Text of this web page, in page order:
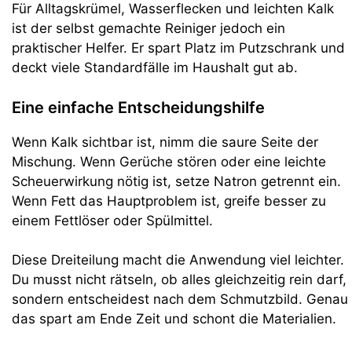
Für Alltagskrümel, Wasserflecken und leichten Kalk
ist der selbst gemachte Reiniger jedoch ein
praktischer Helfer. Er spart Platz im Putzschrank und
deckt viele Standardfälle im Haushalt gut ab.
Eine einfache Entscheidungshilfe
Wenn Kalk sichtbar ist, nimm die saure Seite der
Mischung. Wenn Gerüche stören oder eine leichte
Scheuerwirkung nötig ist, setze Natron getrennt ein.
Wenn Fett das Hauptproblem ist, greife besser zu
einem Fettlöser oder Spülmittel.
Diese Dreiteilung macht die Anwendung viel leichter.
Du musst nicht rätseln, ob alles gleichzeitig rein darf,
sondern entscheidest nach dem Schmutzbild. Genau
das spart am Ende Zeit und schont die Materialien.